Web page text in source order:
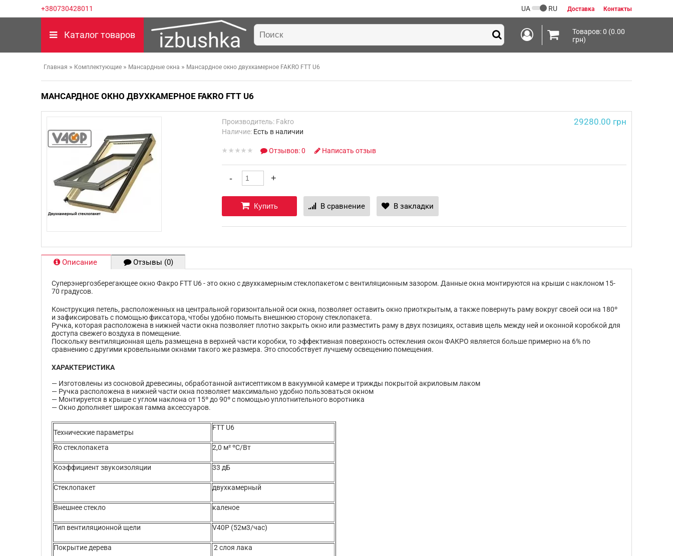
+380730428011 Доставка Контакты
UA RU
Каталог товаров
Товаров: 0 (0.00
грн)
Главная » Комплектующие » Мансардные окна » Мансардное окно двухкамерное FAKRO FTT U6
МАНСАРДНОЕ ОКНО ДВУХКАМЕРНОЕ FAKRO FTT U6
29280.00 грн
Производитель: Fakro
Наличие: Есть в наличии
Отзывов: 0 Написать отзыв
Купить В сравнение В закладки
Описание Отзывы (0)
Суперэнергозберегающее окно Факро FTT U6 - это окно с двухкамерным стеклопакетом с вентиляционным зазором. Данные окна монтируются на крыши с наклоном 15-
70 градусов.
Конструкция петель, расположенных на центральной горизонтальной оси окна, позволяет оставить окно приоткрытым, а также повернуть раму вокруг своей оси на 180º
и зафиксировать с помощью фиксатора, чтобы удобно помыть внешнюю сторону стеклопакета.
Ручка, которая расположена в нижней части окна позволяет плотно закрыть окно или разместить раму в двух позициях, оставив щель между ней и оконной коробкой для
доступа свежего воздуха в помещение.
Поскольку вентиляционная щель размещена в верхней части коробки, то эффективная поверхность остекления окон ФАКРО является больше примерно на 6% по
сравнению с другими кровельными окнами такого же размера. Это способствует лучшему освещению помещения.
ХАРАКТЕРИСТИКА
— Изготовлены из сосновой древесины, обработанной антисептиком в вакуумной камере и трижды покрытой акриловым лаком
— Ручка расположена в нижней части окна позволяет максимально удобно пользоваться окном
— Монтируется в крыше с углом наклона от 15º до 90º с помощью уплотнительного воротника
— Окно дополняет широкая гамма аксессуаров.
Технические параметры
FTT U6
Ro стеклопакета 2,0 м² ºС/Вт
Коэффициент звукоизоляции 33 дБ
Стеклопакет двухкамерный
Внешнее стекло каленое
Тип вентиляционной щели V40P (52м3/час)
Покрытие дерева 2 слоя лака